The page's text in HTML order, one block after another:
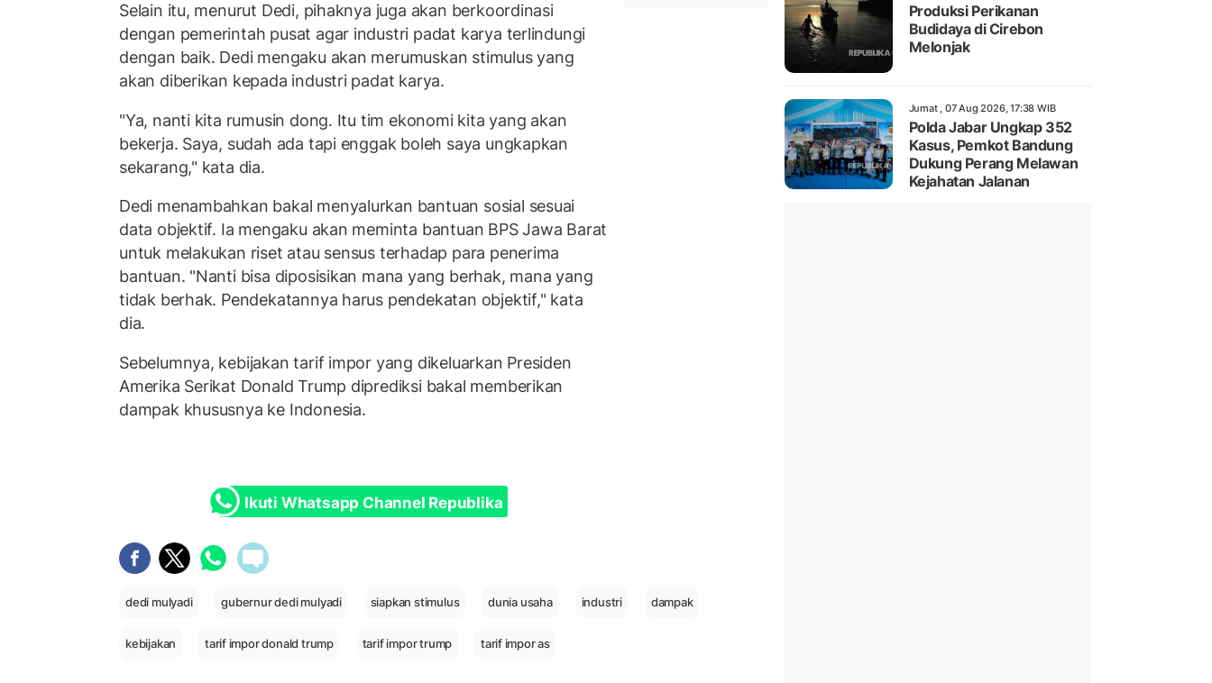
Selain itu, menurut Dedi, pihaknya juga akan berkoordinasi
dengan pemerintah pusat agar industri padat karya terlindungi
dengan baik. Dedi mengaku akan merumuskan stimulus yang
akan diberikan kepada industri padat karya.
"Ya, nanti kita rumusin dong. Itu tim ekonomi kita yang akan
bekerja. Saya, sudah ada tapi enggak boleh saya ungkapkan
sekarang," kata dia.
Dedi menambahkan bakal menyalurkan bantuan sosial sesuai
data objektif. Ia mengaku akan meminta bantuan BPS Jawa Barat
untuk melakukan riset atau sensus terhadap para penerima
bantuan. "Nanti bisa diposisikan mana yang berhak, mana yang
tidak berhak. Pendekatannya harus pendekatan objektif," kata
dia.
Sebelumnya, kebijakan tarif impor yang dikeluarkan Presiden
Amerika Serikat Donald Trump diprediksi bakal memberikan
dampak khususnya ke Indonesia.
Ikuti Whatsapp Channel Republika
dedi mulyadi gubernur dedi mulyadi siapkan stimulus dunia usaha industri dampak
kebijakan tarif impor donald trump tarif impor trump tarif impor as
Produksi Perikanan
Budidaya di Cirebon
Melonjak
Jumat , 07 Aug 2026, 17:38 WIB
Polda Jabar Ungkap 352
Kasus, Pemkot Bandung
Dukung Perang Melawan
Kejahatan Jalanan